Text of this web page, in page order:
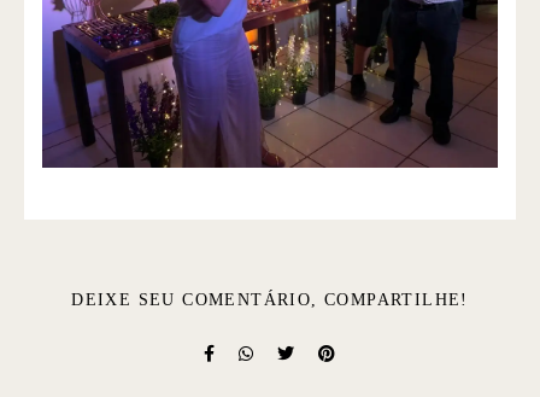
DEIXE SEU COMENTÁRIO, COMPARTILHE!